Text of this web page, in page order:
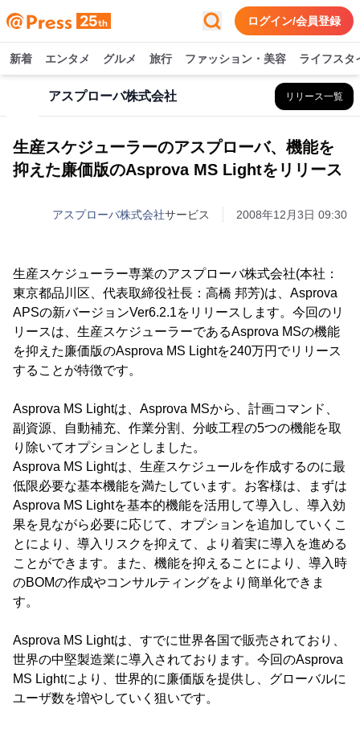
ログイン/会員登録
新着 エンタメ グルメ 旅行 ファッション・美容 ライフスタ
アスプローバ株式会社 リリース一覧
生産スケジューラーのアスプローバ、機能を
抑えた廉価版のAsprova MS Lightをリリース
アスプローバ株式会社サービス 2008年12月3日 09:30
生産スケジューラー専業のアスプローバ株式会社(本社：
東京都品川区、代表取締役社長：高橋 邦芳)は、Asprova
APSの新バージョンVer6.2.1をリリースします。今回のリ
リースは、生産スケジューラーであるAsprova MSの機能
を抑えた廉価版のAsprova MS Lightを240万円でリリース
することが特徴です。
Asprova MS Lightは、Asprova MSから、計画コマンド、
副資源、自動補充、作業分割、分岐工程の5つの機能を取
り除いてオプションとしました。
Asprova MS Lightは、生産スケジュールを作成するのに最
低限必要な基本機能を満たしています。お客様は、まずは
Asprova MS Lightを基本的機能を活用して導入し、導入効
果を見ながら必要に応じて、オプションを追加していくこ
とにより、導入リスクを抑えて、より着実に導入を進める
ことができます。また、機能を抑えることにより、導入時
のBOMの作成やコンサルティングをより簡単化できま
す。
Asprova MS Lightは、すでに世界各国で販売されており、
世界の中堅製造業に導入されております。今回のAsprova
MS Lightにより、世界的に廉価版を提供し、グローバルに
ユーザ数を増やしていく狙いです。